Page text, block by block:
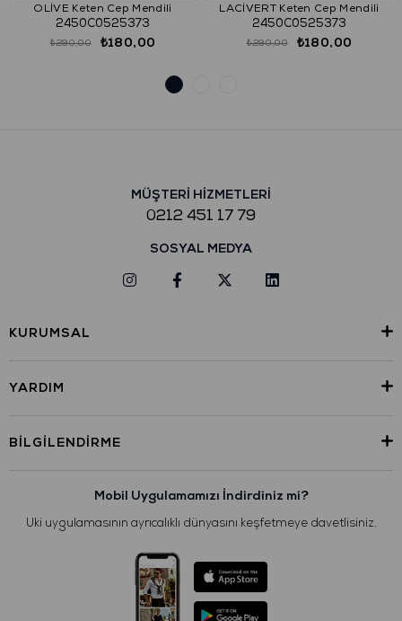
OLİVE Keten Cep Mendili
2450C0525373
₺180,00
₺290,00
LACİVERT Keten Cep Mendili
2450C0525373
₺180,00
₺290,00
MÜŞTERİ HİZMETLERİ
0212 451 17 79
SOSYAL MEDYA
KURUMSAL
YARDIM
BILGILENDIRME
Mobil Uygulamamızı İndirdiniz mi?
Uki uygulamasının ayrıcalıklı dünyasını keşfetmeye davetlisiniz.